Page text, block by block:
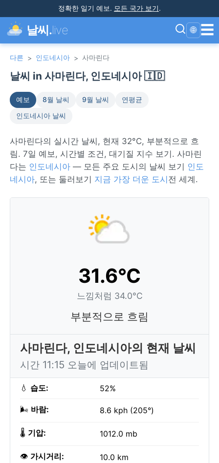
정확한 일기 예보. 모든 국가 보기.
날씨.live 🌐 ☰
다른 > 인도네시아 > 사마린다
날씨 in 사마린다, 인도네시아 🇮🇩
예보 8월 날씨 9월 날씨
연평균
인도네시아 날씨
사마린다의 실시간 날씨, 현재 32°C, 부분적으로 흐
림. 7일 예보, 시간별 조건, 대기질 지수 보기. 사마린
다는 인도네시아 — 모든 주요 도시의 날씨 보기 인도
네시아, 또는 둘러보기 지금 가장 더운 도시 전 세계.
31.6°C
느낌처럼 34.0°C
부분적으로 흐림
사마린다, 인도네시아의 현재 날씨
시간 11:15 오늘에 업데이트됨
💧 습도: 52%
🌬️ 바람: 8.6 kph (205°)
🌡️ 기압: 1012.0 mb
👁️ 가시거리: 10.0 km